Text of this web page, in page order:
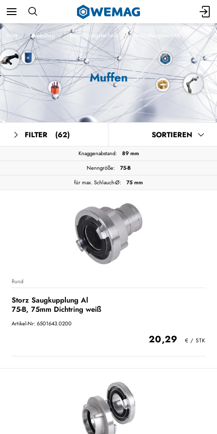
Start Webshop Befestigungstechnik Verbindungstechnik
Muffen
FILTER (62) SORTIEREN
Knaggenabstand:
89 mm
Nenngröße:
75-B
für max. Schlauch-Ø:
75 mm
Rund
Storz Saugkupplung Al
75-B, 75mm Dichtring weiß
Artikel-Nr: 6501643.0200
20,29